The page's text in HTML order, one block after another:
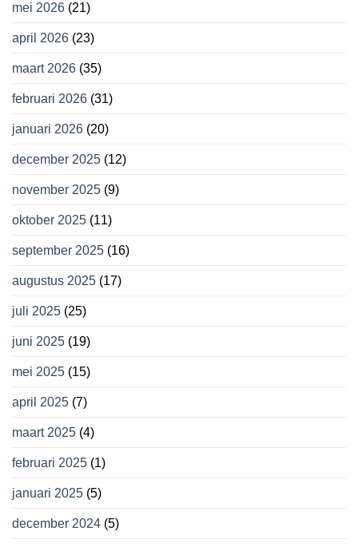
mei 2026 (21)
april 2026 (23)
maart 2026 (35)
februari 2026 (31)
januari 2026 (20)
december 2025 (12)
november 2025 (9)
oktober 2025 (11)
september 2025 (16)
augustus 2025 (17)
juli 2025 (25)
juni 2025 (19)
mei 2025 (15)
april 2025 (7)
maart 2025 (4)
februari 2025 (1)
januari 2025 (5)
december 2024 (5)